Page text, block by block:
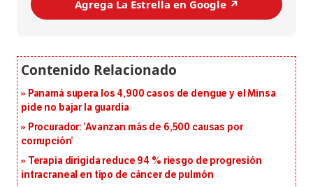
Agrega La Estrella en Google ↗️
Panamá supera los 4,900 casos de dengue y el Minsa
pide no bajar la guardia
Procurador: ‘Avanzan más de 6,500 causas por
corrupción’
Terapia dirigida reduce 94 % riesgo de progresión
intracraneal en tipo de cáncer de pulmón